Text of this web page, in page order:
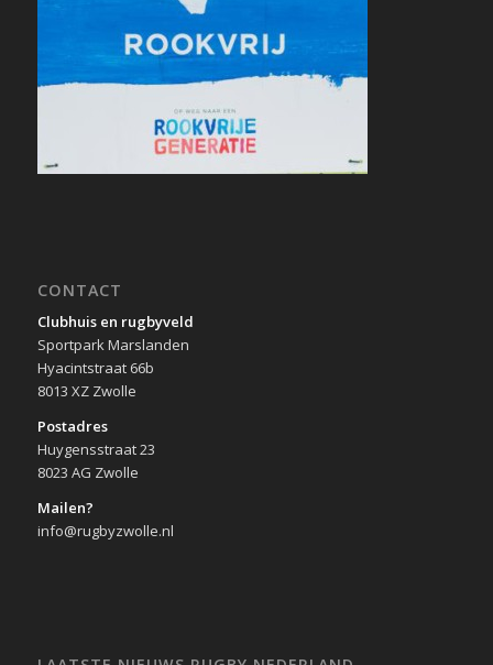
CONTACT
Clubhuis en rugbyveld
Sportpark Marslanden
Hyacintstraat 66b
8013 XZ Zwolle
Postadres
Huygensstraat 23
8023 AG Zwolle
Mailen?
info@rugbyzwolle.nl